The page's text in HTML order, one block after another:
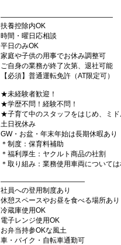
――――――――――――――――
扶養控除内OK
時間・曜日応相談
平日のみOK
家庭や子供の用事でお休み調整可
ご自身の業務が終了次第、退社可能
【必須】普通運転免許（AT限定可）
★未経験者歓迎！
★学歴不問！経験不問！
★子育て中のスタッフをはじめ、ミド
土日祝休み
GW・お盆・年末年始は長期休暇あり
＊制度：保育料補助
＊福利厚生：ヤクルト商品の社割
＊取り組み：業務使用車両について
――――――――――――
社員への登用制度あり
休憩スペースやお昼を食べる場所あり
冷蔵庫使用OK
電子レンジ使用OK
お弁当持参OKな風土
車・バイク・自転車通勤可